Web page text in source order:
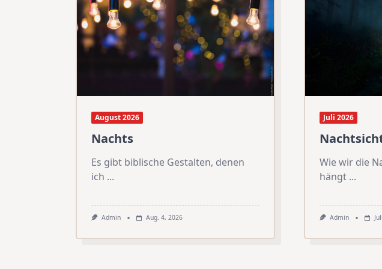
August 2026
Nachts
Es gibt biblische Gestalten, denen
ich ...
Admin Aug. 4, 2026
Juli 2026
Wie wir die
hängt ...
Admin